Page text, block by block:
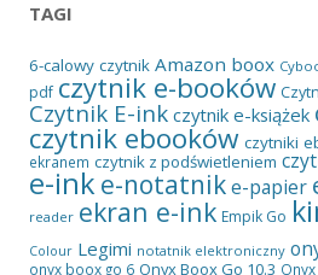
TAGI
6-calowy czytnik Amazon boox
pdf czytnik e-booków
Czytnik E-ink czytnik e-książek
czytnik ebooków czytniki
ekranem czytnik z podświetleniem
e-ink e-notatnike-papier
reader ekran e-ink Empik Go
Colour Legimi notatnik elektroniczny
onyx boox go 6 Onyx Boox Go 10.3